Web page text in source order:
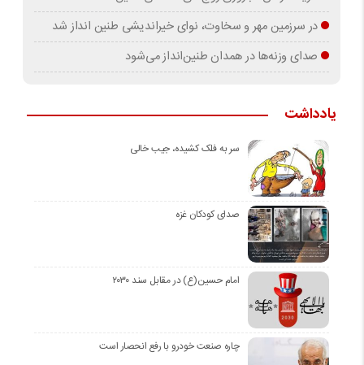
در سرزمین مهر و سخاوت، نوای خیراندیشی طنین انداز شد
صدای وزنه‌ها در همدان طنین‌انداز می‌شود
یادداشت
سر به فلک کشیده، جیب خالی
صدای کودکان غزه
امام حسین(ع) در مقابل سند ۲۰۳۰
چاره صنعت خودرو با رفع انحصار است